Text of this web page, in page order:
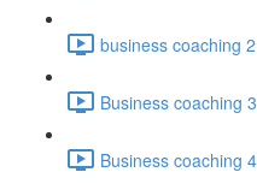
business coaching
Business coaching
Business coaching